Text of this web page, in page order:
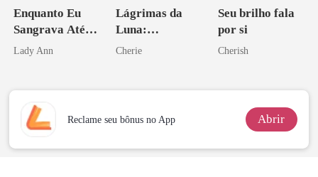
Enquanto Eu
Sangrava Até a
Morte, Ele
Ela
Lady Ann
Lágrimas da
Luna:
Dançando com
Cherie
Seu brilho fala
por si
Cherish
Reclame seu bônus no App Abrir